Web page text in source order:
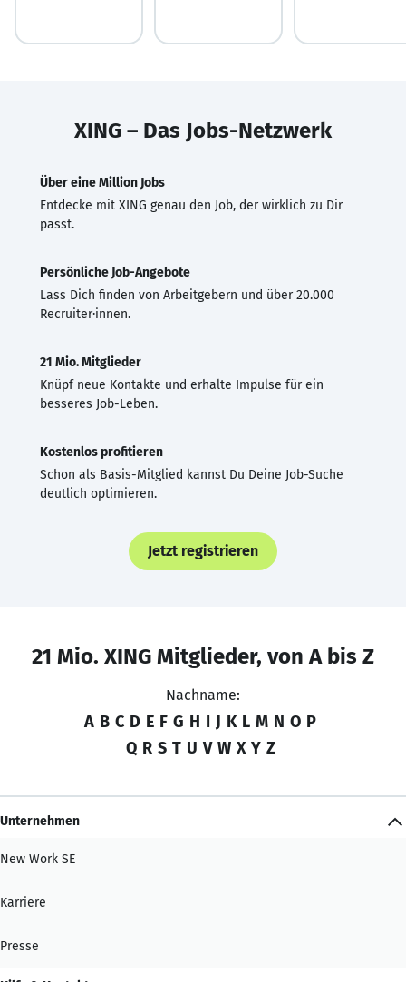
XING – Das Jobs-Netzwerk
Über eine Million Jobs
Entdecke mit XING genau den Job, der wirklich zu Dir
passt.
Persönliche Job-Angebote
Lass Dich finden von Arbeitgebern und über 20.000
Recruiter·innen.
21 Mio. Mitglieder
Knüpf neue Kontakte und erhalte Impulse für ein
besseres Job-Leben.
Kostenlos profitieren
Schon als Basis-Mitglied kannst Du Deine Job-Suche
deutlich optimieren.
Jetzt registrieren
21 Mio. XING Mitglieder, von A bis Z
Nachname:
A B C D E F G H I J K L M N O P
Q R S T U V W X Y Z
Unternehmen
New Work SE
Karriere
Presse